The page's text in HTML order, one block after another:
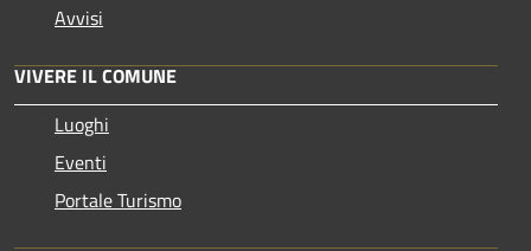
Avvisi
VIVERE IL COMUNE
Luoghi
Eventi
Portale Turismo